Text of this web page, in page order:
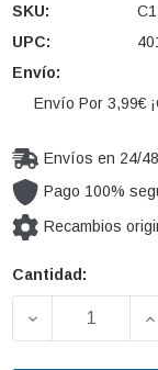
SKU:
UPC:
Envío:
Envío Por 3,99€
Envíos en 24/
Pago 100%
Recambios
Cantidad
Cantidad:
DISMINUIR LA